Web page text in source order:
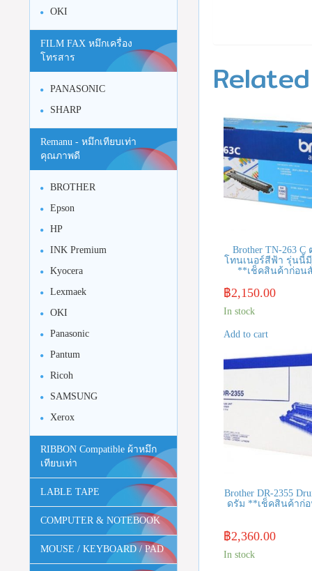
Brother TN-263
โทนเนอร์สีฟ้า รุ่นนี้
**เช็คสินค้าก่อน
฿2,150.00
In stock
Add to cart
Brother DR-2355
ดรัม **เช็คสินค้าก่
฿2,360.00
In stock
OKI
FILM FAX หมึกเครื่อง
โทรสาร
PANASONIC
SHARP
Remanu - หมึกเทียบเท่า
คุณภาพดี
BROTHER
Epson
HP
INK Premium
Kyocera
Lexmaek
OKI
Panasonic
Pantum
Ricoh
SAMSUNG
Xerox
RIBBON Compatible ผ้าหมึก
เทียบเท่า
LABLE TAPE
COMPUTER & NOTEBOOK
MOUSE / KEYBOARD / PAD